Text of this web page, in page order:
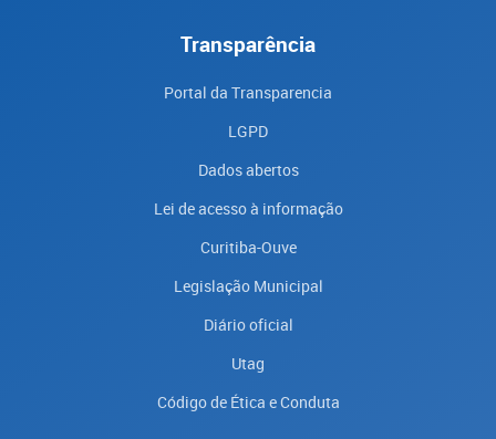
Transparência
Portal da Transparencia
LGPD
Dados abertos
Lei de acesso à informação
Curitiba-Ouve
Legislação Municipal
Diário oficial
Utag
Código de Ética e Conduta